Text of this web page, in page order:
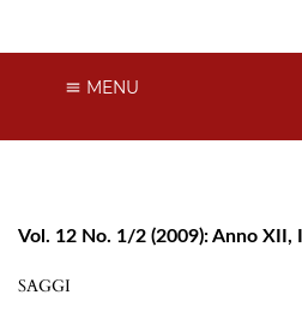
MENU
Vol. 12 No. 1/2 (2009): Anno
SAGGI